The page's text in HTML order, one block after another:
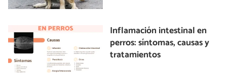
Inflamación intestinal en
perros: síntomas, causas y
tratamientos